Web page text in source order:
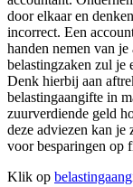
door elkaar en
incorrect. Een
handen nemen van
belastingzaken zul je
Denk hierbij aan
belastingaangifte in
zuurverdiende geld
deze adviezen kan je
voor besparingen op
Klik op